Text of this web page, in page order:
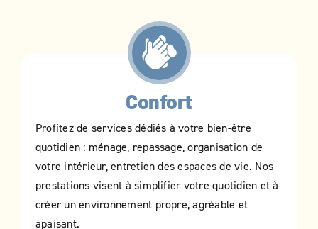
Confort
Profitez de services dédiés à votre bien-être
quotidien : ménage, repassage, organisation de
votre intérieur, entretien des espaces de vie. Nos
prestations visent à simplifier votre quotidien et à
créer un environnement propre, agréable et
apaisant.